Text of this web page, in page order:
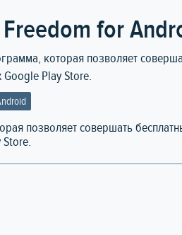
for
которая позволяет
Play Store.
позволяет совершать